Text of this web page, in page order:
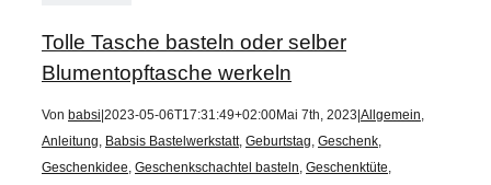
Tolle Tasche basteln oder selber
Blumentopftasche werkeln
Von babsi 2023-05-06T17:31:49+02:00Mai 7th, 2023 Allgemein,
Anleitung, Babsis Bastelwerkstatt, Geburtstag, Geschenk,
Geschenkidee, Geschenkschachtel basteln, Geschenktüte,